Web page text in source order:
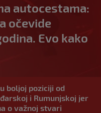
autocestama:
očevide
Evo kako
boljoj poziciji od
i Rumunjskoj jer
o važnoj stvari